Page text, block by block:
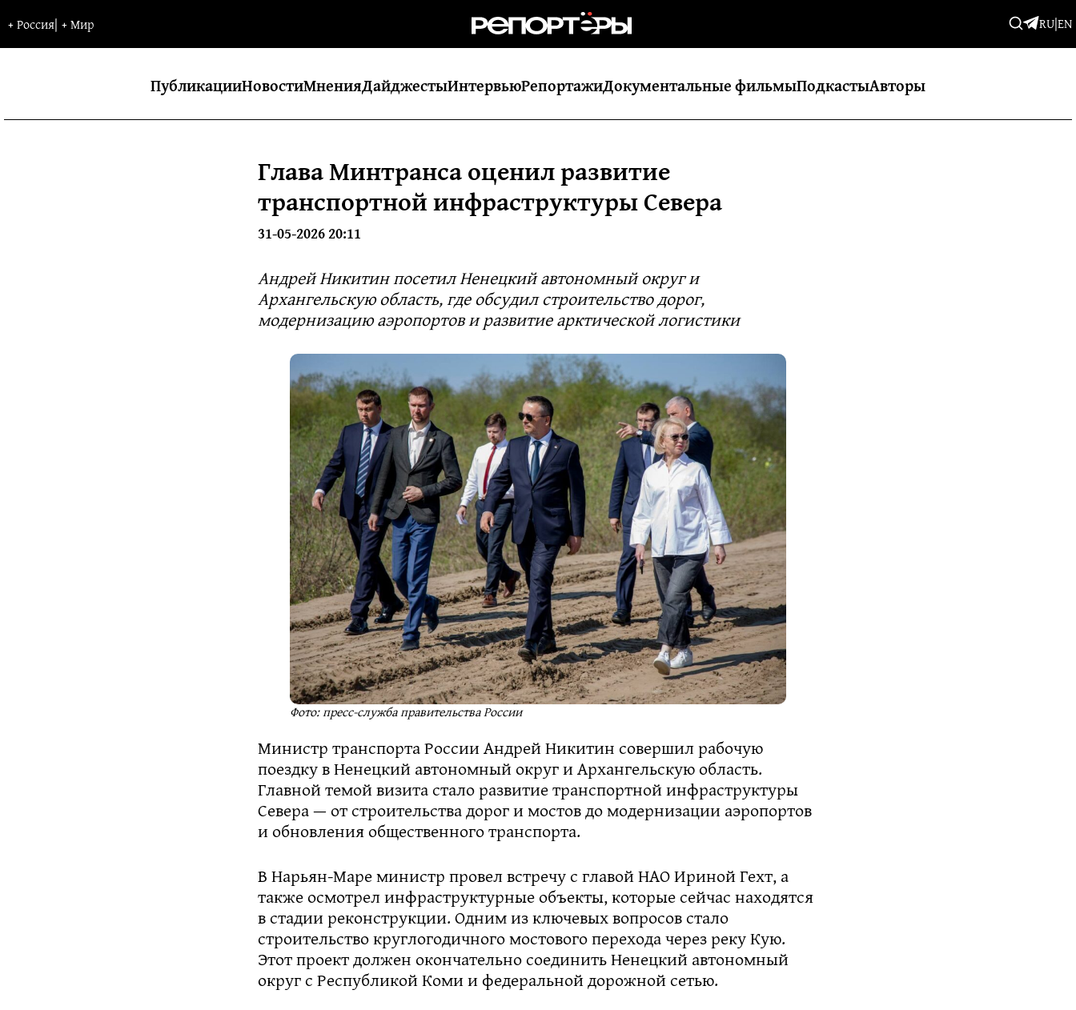
+Россия| +Мир RU|EN
ПубликацииНовостиМненияДайджестыИнтервьюРепортажиДокументальные фильмыПодкастыАвторы
Глава Минтранса оценил развитие
транспортной инфраструктуры Севера
31-05-2026 20:11
Андрей Никитин посетил Ненецкий автономный округ и
Архангельскую область, где обсудил строительство дорог,
модернизацию аэропортов и развитие арктической логистики
Фото: пресс-служба правительства России
Министр транспорта России Андрей Никитин совершил рабочую
поездку в Ненецкий автономный округ и Архангельскую область.
Главной темой визита стало развитие транспортной инфраструктуры
Севера — от строительства дорог и мостов до модернизации аэропортов
и обновления общественного транспорта.
В Нарьян-Маре министр провел встречу с главой НАО Ириной Гехт, а
также осмотрел инфраструктурные объекты, которые сейчас находятся
в стадии реконструкции. Одним из ключевых вопросов стало
строительство круглогодичного мостового перехода через реку Кую.
Этот проект должен окончательно соединить Ненецкий автономный
округ с Республикой Коми и федеральной дорожной сетью.